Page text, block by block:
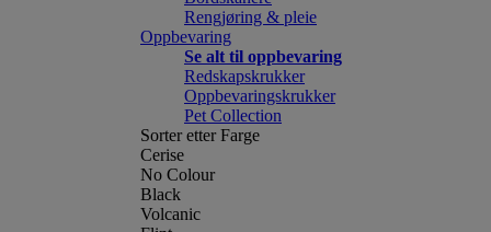
Rengjøring & pleie
Oppbevaring
Se alt til oppbevaring
Redskapskrukker
Oppbevaringskrukker
Pet Collection
Sorter etter Farge
Cerise
No Colour
Black
Volcanic